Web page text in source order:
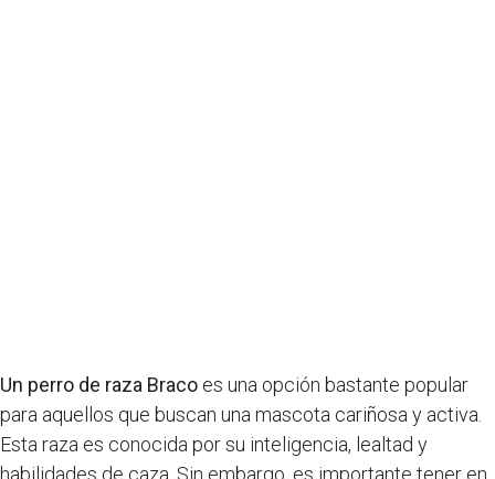
Un perro de raza Braco es una opción bastante popular
para aquellos que buscan una mascota cariñosa y activa.
Esta raza es conocida por su inteligencia, lealtad y
habilidades de caza. Sin embargo, es importante tener en